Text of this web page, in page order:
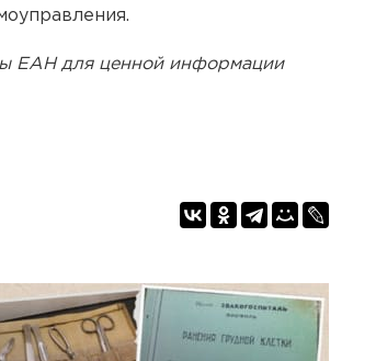
ЕАН для ценной информации